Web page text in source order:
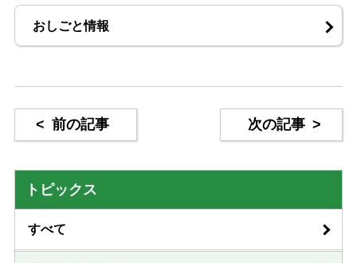
おしごと情報
< 前の記事 次の記事 >
トピックス
すべて